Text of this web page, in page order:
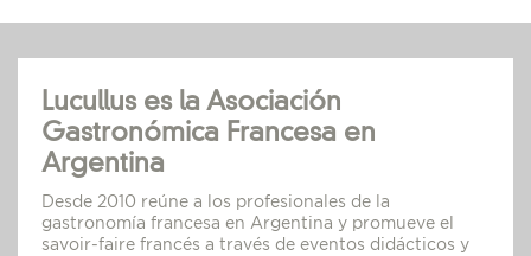
Lucullus es la Asociación
Gastronómica Francesa en
Argentina
Desde 2010 reúne a los profesionales de la
gastronomía francesa en Argentina y promueve el
savoir-faire francés a través de eventos didácticos y